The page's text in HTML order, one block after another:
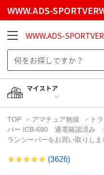
WWW.ADS-
WWW.ADS-
マイストア
TOP アマチュア無線 ト
バー ICB-680 通電確認済み
ランシーバーをお買い取りし
(3626)